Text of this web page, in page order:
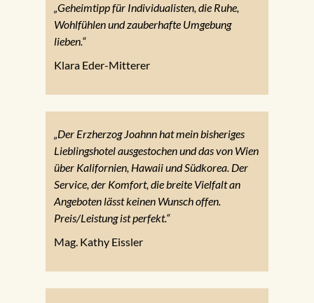
„Geheimtipp für Individualisten, die Ruhe,
Wohlfühlen und zauberhafte Umgebung
lieben.“
Klara Eder-Mitterer
„Der Erzherzog Joahnn hat mein bisheriges
Lieblingshotel ausgestochen und das von Wien
über Kalifornien, Hawaii und Südkorea. Der
Service, der Komfort, die breite Vielfalt an
Angeboten lässt keinen Wunsch offen.
Preis/Leistung ist perfekt.“
Mag. Kathy Eissler